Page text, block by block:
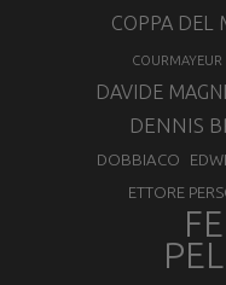
COPPA DEL
COURMAYEUR
DAVIDE
DENNIS
DOBBIACO
ETTORE